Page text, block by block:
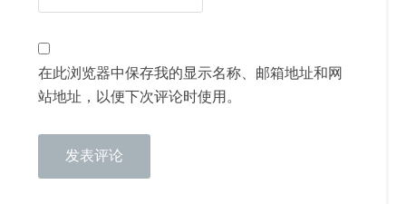
在此浏览器中保存我的显示名称、邮箱地址和网
站地址，以便下次评论时使用。